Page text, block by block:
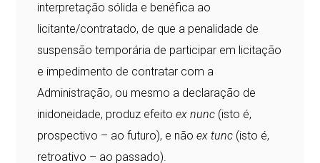
interpretação sólida e benéfica ao
licitante/contratado, de que a penalidade de
suspensão temporária de participar em licitação
e impedimento de contratar com a
Administração, ou mesmo a declaração de
inidoneidade, produz efeitoex nunc (isto é,
prospectivo – ao futuro), e nãoex tunc (isto é,
retroativo – ao passado).